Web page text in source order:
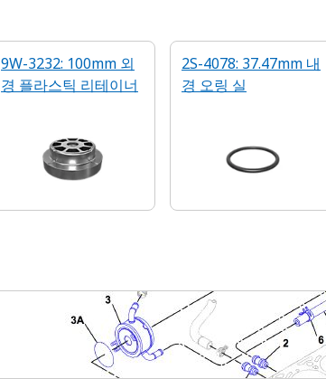
9W-3232: 100mm 외
경 플라스틱 리테이너
2S-4078: 37.47mm 내
경 오링 실